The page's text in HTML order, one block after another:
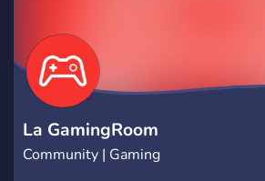
La GamingRoom
Community | Gaming